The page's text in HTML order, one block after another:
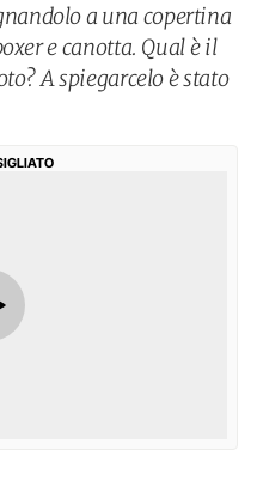
a una copertina
e canotta. Qual è il
A spiegarcelo è stato